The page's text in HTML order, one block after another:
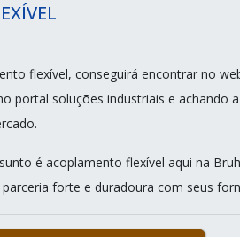
flexível, conseguirá encontrar no
portal soluções industriais e achando
é acoplamento flexível aqui na
forte e duradoura com seus